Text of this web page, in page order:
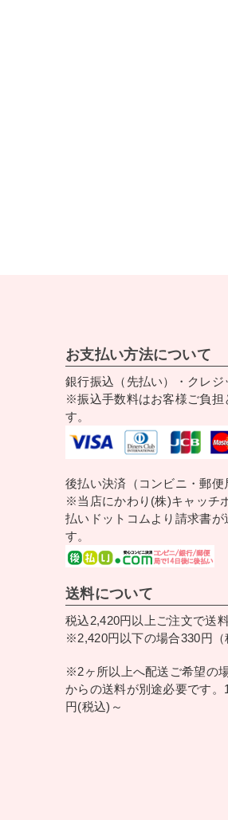
お支払い方法について
銀行振込（先払い）・クレジ
※振込手数料はお客様ご負担
す。
後払い決済（コンビニ・郵便
※当店にかわり(株)キャッチ
払いドットコムより請求書が
す。
送料について
税込2,420円以上ご注文で送
※2,420円以下の場合330円（
※2ヶ所以上へ配送ご希望の
からの送料が別途必要です。
円(税込)～